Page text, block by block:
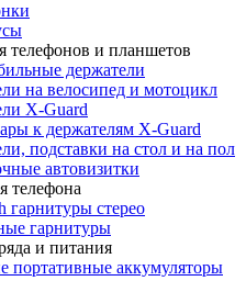
телефонов и планшетов
держатели
на велосипед и мотоцикл
X-Guard
к держателям X-Guard
подставки на стол и на пол
автовизитки
телефона
гарнитуры стерео
гарнитуры
и питания
портативные аккумуляторы